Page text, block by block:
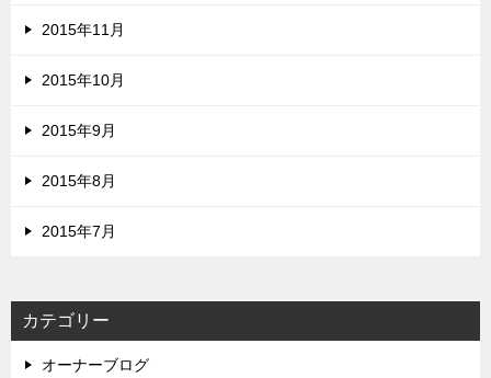
2015年11月
2015年10月
2015年9月
2015年8月
2015年7月
カテゴリー
オーナーブログ